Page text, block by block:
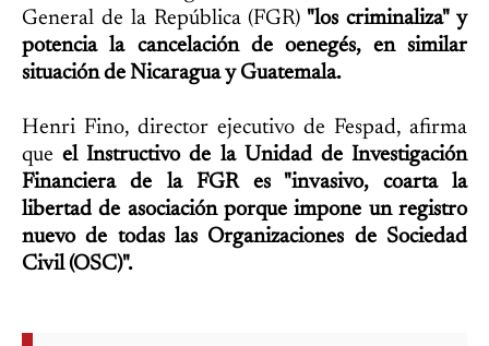
General de la República (FGR) "los criminaliza" y
potencia la cancelación de oenegés, en similar
situación de Nicaragua y Guatemala.
Henri Fino, director ejecutivo de Fespad, afirma
queel Instructivo de la Unidad de Investigación
Financiera de la FGR es "invasivo, coarta la
libertad de asociación porque impone un registro
nuevo de todas las Organizaciones de Sociedad
Civil (OSC)".